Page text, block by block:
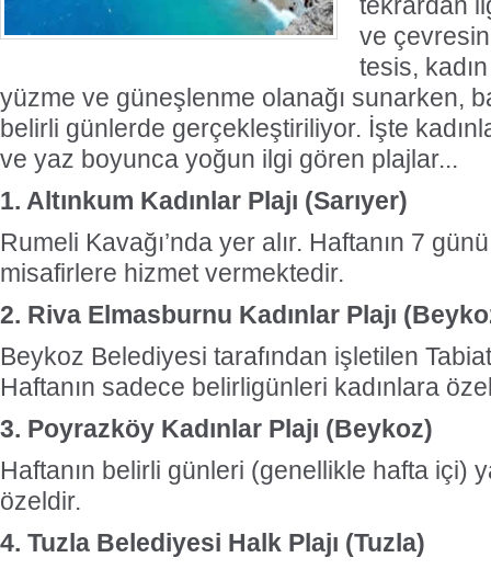
ve
tesis,
yüzme ve güneşlenme olanağı sunarken,
belirli günlerde gerçekleştiriliyor. İşte
ve yaz boyunca yoğun ilgi gören plajlar...
1. Altınkum Kadınlar Plajı (Sarıyer)
Rumeli Kavağı’nda yer alır. Haftanın 7
misafirlere hizmet vermektedir.
2. Riva Elmasburnu Kadınlar Plajı
Beykoz Belediyesi tarafından işletilen
Haftanın sadece belirligünleri kadınlara
3. Poyrazköy Kadınlar Plajı (Beykoz)
Haftanın belirli günleri (genellikle hafta içi)
özeldir.
4. Tuzla Belediyesi Halk Plajı (Tuzla)